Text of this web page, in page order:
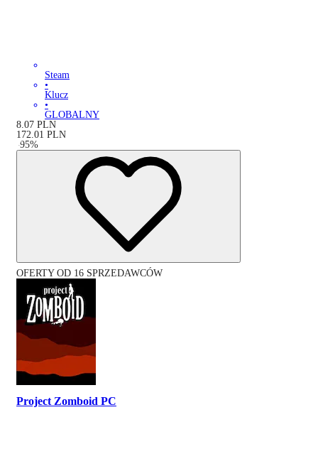
Steam
•
Klucz
•
GLOBALNY
8.07 PLN
172.01 PLN
-95%
OFERTY OD 16 SPRZEDAWCÓW
Project Zomboid PC